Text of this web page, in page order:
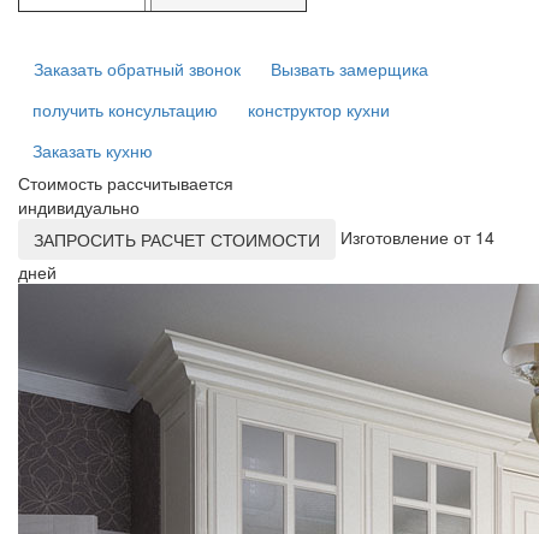
Заказать обратный звонок
Вызвать замерщика
получить консультацию
конструктор кухни
Заказать кухню
Стоимость рассчитывается
индивидуально
ЗАПРОСИТЬ РАСЧЕТ СТОИМОСТИ
Изготовление от 14
дней